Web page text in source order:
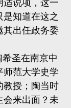
适说项，这一
知道在这之
其出任政务委
圣在南京中
师范大学史学
教授；陶当时
会来出面？未